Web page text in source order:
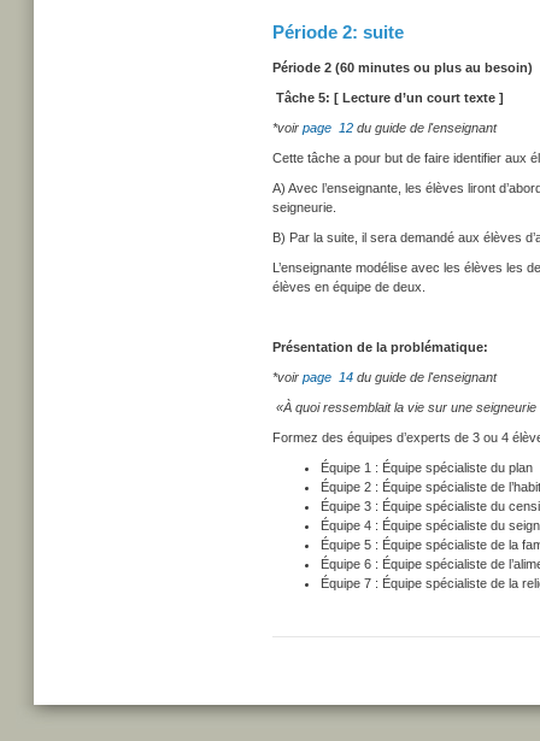
Période 2: suite
Période 2 (60 minutes ou plus au besoin)
Tâche 5: [ Lecture d’un court texte ]
*voir page 12 du guide de l'enseignant
Cette tâche a pour but de faire identifier aux
A) Avec l’enseignante, les élèves liront
seigneurie.
B) Par la suite, il sera demandé aux élèves
L’enseignante modélise avec les élèves les
élèves en équipe de deux.
Présentation de la problématique:
*voir page 14 du guide de l'enseignant
«À quoi ressemblait la vie sur une
Formez des équipes d’experts de 3 ou 4
Équipe 1 : Équipe spécialiste du plan
Équipe 2 : Équipe spécialiste de
Équipe 3 : Équipe spécialiste du
Équipe 4 : Équipe spécialiste du
Équipe 5 : Équipe spécialiste de la
Équipe 6 : Équipe spécialiste de
Équipe 7 : Équipe spécialiste de la